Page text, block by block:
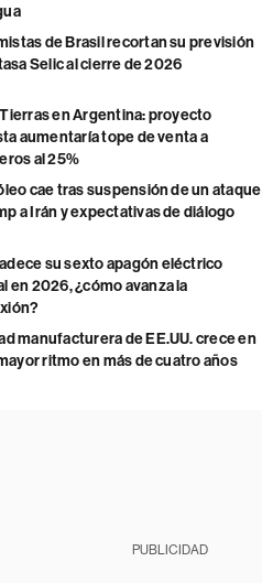
de Brasil recortan su previsión
Selic al cierre de 2026
en Argentina: proyecto
aumentaría tope de venta a
al 25%
cae tras suspensión de un ataque
a Irán y expectativas de diálogo
su sexto apagón eléctrico
en 2026, ¿cómo avanza la
manufacturera de EE.UU. crece en
ritmo en más de cuatro años
PUBLICIDAD